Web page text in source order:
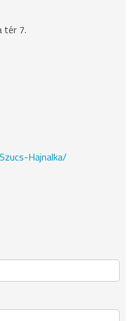
tér 7.
Hajnalka/